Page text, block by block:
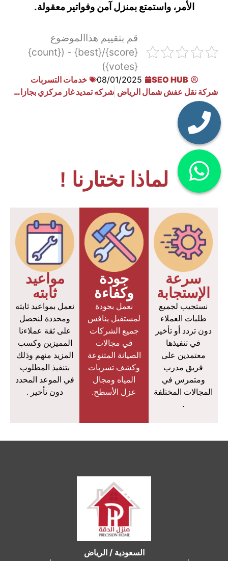
الأمر، واستمتع بمنزل آمن وفواتير معقولة.
قم بتقييم هذاالموضوع
{score}/{best} - ({count}
{votes})
SEO HUB
08/01/2025
خدمات التسربات
شركة نقل عفش شمال الرياض
شركه تمديد غاز مركزي بجازان 0533910940
لماذا تختارنا !
سرعة
الإستجابة
نستجيب لجميع
طلبات العملاء
دون تردد أو تأخير
في تنفيذها
معتمدين على
فريق مدرب
ومتمرس في
المجالات المختلفة
.
جودة
وكفاءة
نعمل بجودة
لمستقبل ينافس
جميع الشركات
في مجالات
الصيانة المتنوعة
وكشف تسربات
المياه ومجال
عزل الأسطح.
مواعيد
ثابته
نعمل بمواعيد ثابته
ومحددة لنحصل
على ثقة عملاءنا
المميزين وكسب
المزيد منهم وذلك
بتنفيذ المطلوب
في الموعد المحدد
دون تأخير .
السعودية / الرياض